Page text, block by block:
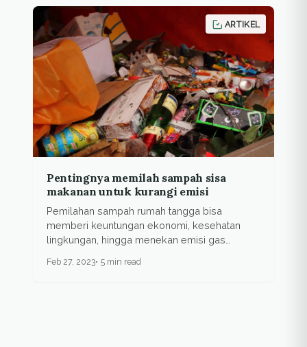
ARTIKEL
Pentingnya memilah sampah sisa
makanan untuk kurangi emisi
Pemilahan sampah rumah tangga bisa
memberi keuntungan ekonomi, kesehatan
lingkungan, hingga menekan emisi gas
Feb 27, 2023 5 min read